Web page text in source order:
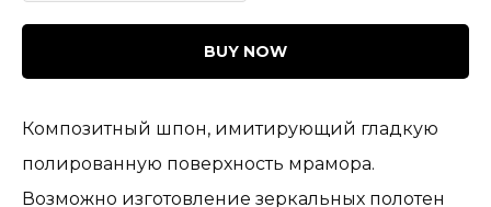
BUY NOW
Композитный шпон, имитирующий гладкую
полированную поверхность мрамора.
Возможно изготовление зеркальных полотен